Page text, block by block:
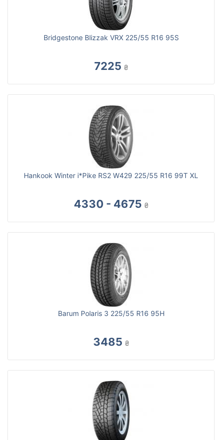
Bridgestone Blizzak VRX 225/55 R16 95S
7225 ₴
Hankook Winter i*Pike RS2 W429 225/55 R16 99T XL
4330 - 4675 ₴
Barum Polaris 3 225/55 R16 95H
3485 ₴